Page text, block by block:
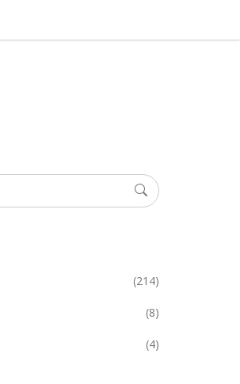
(214)
(8)
(4)